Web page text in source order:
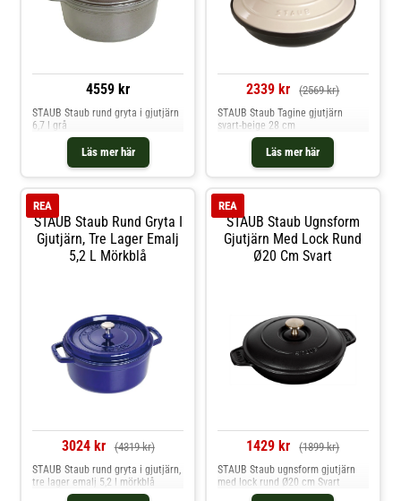
4559 kr
Läs mer här
STAUB Staub rund gryta i gjutjärn
6,7 l grå
2339 kr (2569 kr)
Läs mer här
STAUB Staub Tagine gjutjärn
svart-beige 28 cm
STAUB Staub Rund Gryta I
Gjutjärn, Tre Lager Emalj
5,2 L Mörkblå
REA
3024 kr (4319 kr)
STAUB Staub rund gryta i gjutjärn,
tre lager emalj 5,2 l mörkblå
STAUB Staub Ugnsform
Gjutjärn Med Lock Rund
Ø20 Cm Svart
REA
1429 kr (1899 kr)
STAUB Staub ugnsform gjutjärn
med lock rund Ø20 cm Svart